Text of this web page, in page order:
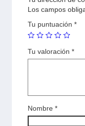
Los campos
Tu puntuación *
Tu valoración *
Nombre *